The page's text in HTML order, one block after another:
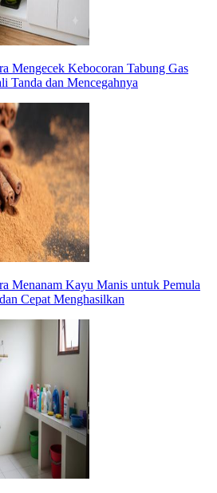
Mengecek Kebocoran Tabung Gas
Tanda dan Mencegahnya
Menanam Kayu Manis untuk Pemula
Cepat Menghasilkan